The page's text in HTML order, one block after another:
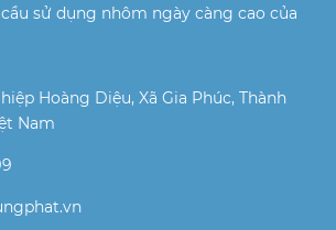
sử dụng nhôm ngày càng cao của
Hoàng Diệu, Xã Gia Phúc, Thành
Nam